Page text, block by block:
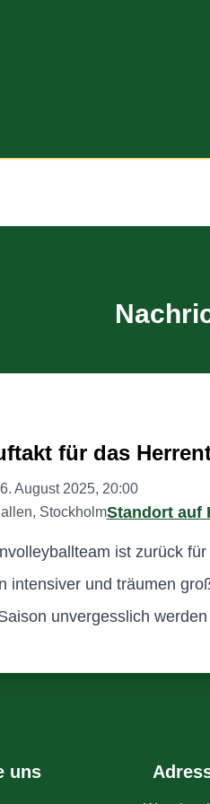
für das
August 2025, 20:00
StockholmStandort auf
ist zurück
intensiver und träumen
unvergesslich
uns